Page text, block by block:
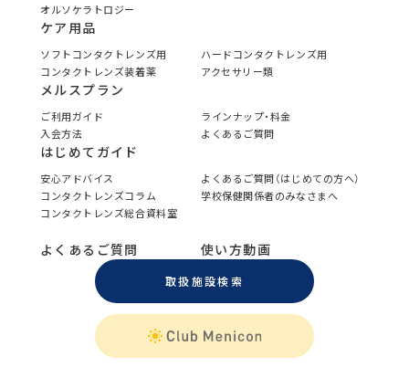
オルソケラトロジー
ケア用品
ソフトコンタクトレンズ用
ハードコンタクトレンズ用
コンタクトレンズ装着薬
アクセサリー類
メルスプラン
ご利用ガイド
ラインナップ・料金
入会方法
よくあるご質問
はじめてガイド
安心アドバイス
よくあるご質問（はじめての方へ）
コンタクトレンズコラム
学校保健関係者のみなさまへ
コンタクトレンズ総合資料室
よくあるご質問 使い方動画
取扱施設検索